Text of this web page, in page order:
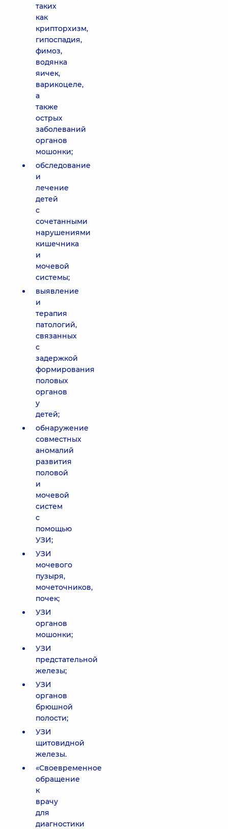
таких
как
крипторхизм,
гипоспадия,
фимоз,
водянка
яичек,
варикоцеле,
а
также
острых
заболеваний
органов
мошонки;
обследование
и
лечение
детей
с
сочетанными
нарушениями
кишечника
и
мочевой
системы;
выявление
и
терапия
патологий,
связанных
с
задержкой
формирования
половых
органов
у
детей;
обнаружение
совместных
аномалий
развития
половой
и
мочевой
систем
с
помощью
УЗИ;
УЗИ
мочевого
пузыря,
мочеточников,
почек;
УЗИ
органов
мошонки;
УЗИ
предстательной
железы;
УЗИ
органов
брюшной
полости;
УЗИ
щитовидной
железы.
«Своевременное
обращение
к
врачу
для
диагностики